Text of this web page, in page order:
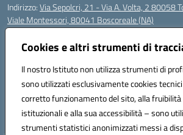
Cookies e altri strumenti di
Il nostro Istituto non utilizza strumenti di
sono utilizzati esclusivamente cookies
corretto funzionamento del sito, alla fruibilità
istituzionali e alla sua accessibilità – sono
strumenti statistici anonimizzati messi a
Indirizzo:Via Sepolcri, 21 - Via A. Volta, 2 80058
Viale Montessori, 80041 Boscoreale (NA)
Centralino:
Posta elettronica certificata (PEC):
Codice fiscale: 82008750638
Codice meccanografico:NAIS04100B
Codice Indice delle Pubbliche Amministrazioni
Codice unico di fatturazione (CUF): UFELOU